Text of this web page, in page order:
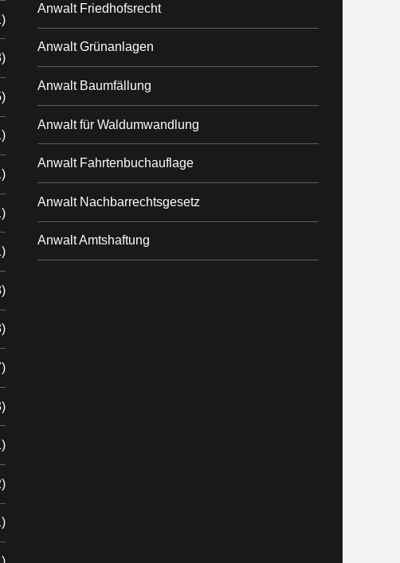
Anwalt Friedhofsrecht
Anwalt Grünanlagen
Anwalt Baumfällung
Anwalt für Waldumwandlung
Anwalt Fahrtenbuchauflage
Anwalt Nachbarrechtsgesetz
Anwalt Amtshaftung